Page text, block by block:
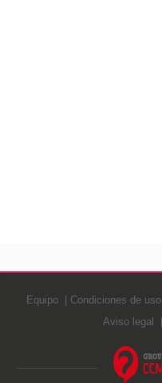
Equipo Condiciones de uso
Aviso legal